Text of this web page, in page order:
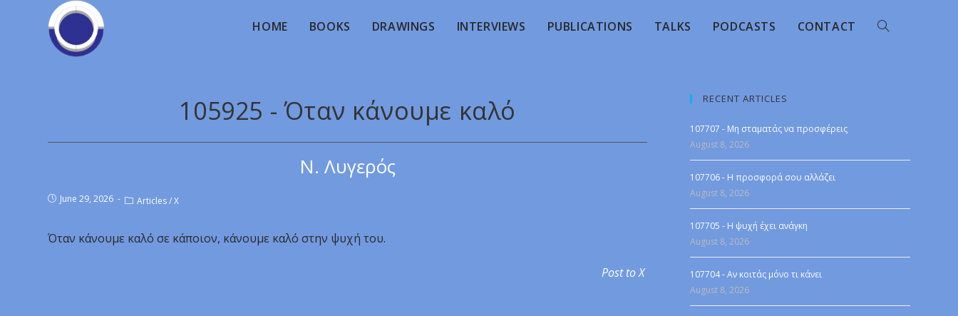
HOME BOOKS DRAWINGS INTERVIEWS PUBLICATIONS TALKS PODCASTS CONTACT
105925 - Όταν κάνουμε καλό
Ν. Λυγερός
June 29, 2026 Articles/X
Όταν κάνουμε καλό σε κάποιον, κάνουμε καλό στην ψυχή του.
Post to X
RECENT ARTICLES
107707 - Μη σταματάς να προσφέρεις
August 8, 2026
107706 - Η προσφορά σου αλλάζει
August 8, 2026
107705 - Η ψυχή έχει ανάγκη
August 8, 2026
107704 - Αν κοιτάς μόνο τι κάνει
August 8, 2026